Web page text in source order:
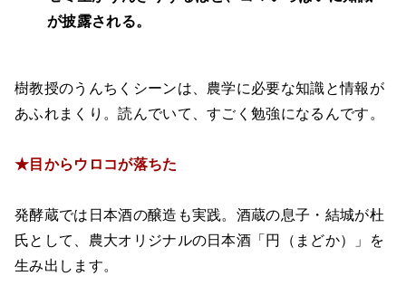
が披露される。
樹教授のうんちくシーンは、農学に必要な知識と情報が
あふれまくり。読んでいて、すごく勉強になるんです。
★目からウロコが落ちた
発酵蔵では日本酒の醸造も実践。酒蔵の息子・結城が杜
氏として、農大オリジナルの日本酒「円（まどか）」を
生み出します。